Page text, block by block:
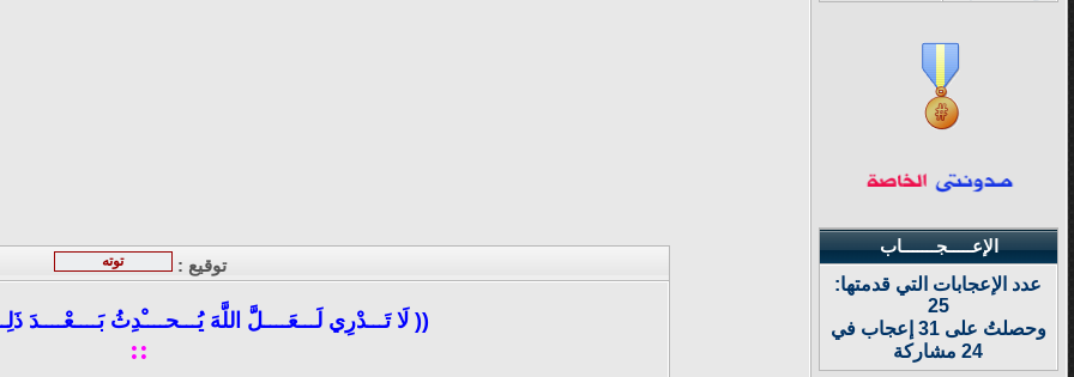
الإعـــــجـــــــاب
عدد الإعجابات التي قدمتها:
25
وحصلتُ على 31 إعجاب في
24 مشاركة
توقيع : توته
(( لَا تَـــدْرِي لَـــعَــــلَّ اللَّهَ يُـــحــــْدِثُ بَــــعْــــدَ
::